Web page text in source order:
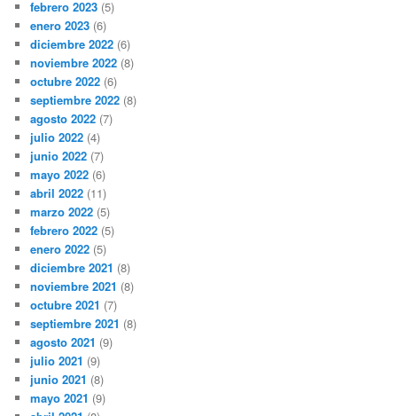
febrero 2023 (5)
enero 2023 (6)
diciembre 2022 (6)
noviembre 2022 (8)
octubre 2022 (6)
septiembre 2022 (8)
agosto 2022 (7)
julio 2022 (4)
junio 2022 (7)
mayo 2022 (6)
abril 2022 (11)
marzo 2022 (5)
febrero 2022 (5)
enero 2022 (5)
diciembre 2021 (8)
noviembre 2021 (8)
octubre 2021 (7)
septiembre 2021 (8)
agosto 2021 (9)
julio 2021 (9)
junio 2021 (8)
mayo 2021 (9)